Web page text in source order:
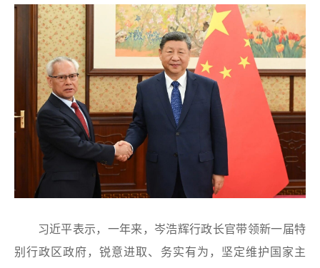
习近平表示，一年来，岑浩辉行政长官带领新一届特
别行政区政府，锐意进取、务实有为，坚定维护国家主